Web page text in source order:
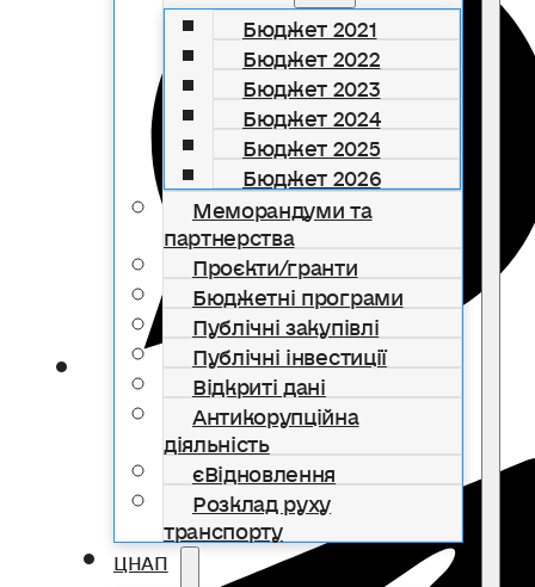
Бюджет 2021
Бюджет 2022
Бюджет 2023
Бюджет 2024
Бюджет 2025
Бюджет 2026
Меморандуми та
партнерства
Проєкти/гранти
Бюджетні програми
Публічні закупівлі
Публічні інвестиції
Відкриті дані
Антикорупційна
діяльність
єВідновлення
Розклад руху
транспорту
ЦНАП